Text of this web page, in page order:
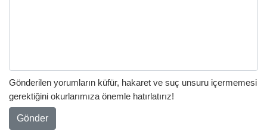
Gönderilen yorumların küfür, hakaret ve suç unsuru içermemesi
gerektiğini okurlarımıza önemle hatırlatırız!
Gönder